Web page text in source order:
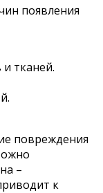
появления
тканей.
повреждения
–
к